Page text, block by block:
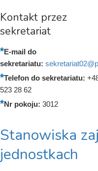
Kontakt przez
sekretariat
E-mail do
sekretariatu:
Telefon do sekretariatu:
523 28 62
Nr pokoju: 3012
Stanowiska
jednostkach